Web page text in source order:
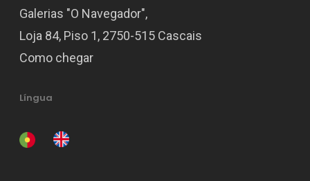
Galerias "O Navegador",
Loja 84, Piso 1, 2750-515 Cascais
Como chegar
Língua